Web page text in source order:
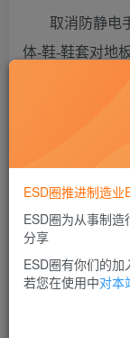
取消防静电
体-鞋-鞋套对地
取消防静
©版权声明
本文由ESD圈收集
本站发布的文章以
用于商业或者非法
ESD圈推进制造业
ESD圈为从事制
分享
ESD圈有你们的
若您在使用中对本